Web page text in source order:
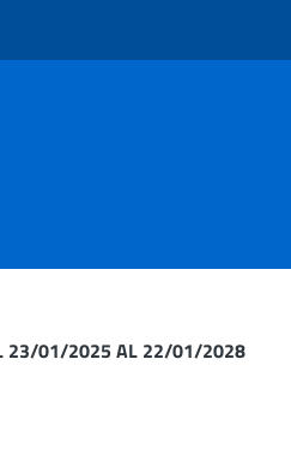
23/01/2025 AL 22/01/2028